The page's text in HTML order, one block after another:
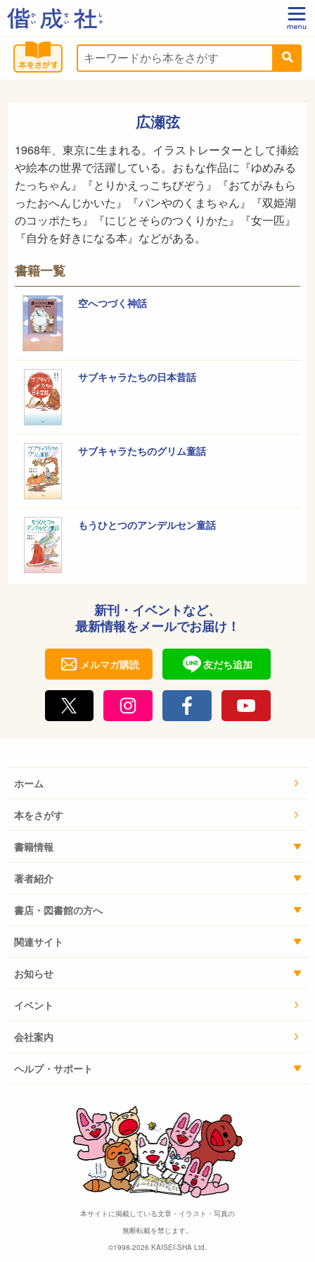
広瀬弦
1968年、東京に生まれる。イラストレーターとして挿絵
や絵本の世界で活躍している。おもな作品に『ゆめみる
たっちゃん』『とりかえっこちびぞう』『おてがみもら
ったおへんじかいた』『パンやのくまちゃん』『双姫湖
のコッポたち』『にじとそらのつくりかた』『女一匹』
『自分を好きになる本』などがある。
書籍一覧
空へつづく神話
サブキャラたちの日本昔話
サブキャラたちのグリム童話
もうひとつのアンデルセン童話
新刊・イベントなど、
最新情報をメールでお届け！
メルマガ購読 友だち追加
ホーム
本をさがす
書籍情報
著者紹介
書店・図書館の方へ
関連サイト
お知らせ
イベント
会社案内
ヘルプ・サポート
本サイトに掲載している文章・イラスト・写真の
無断転載を禁じます。
©1998-2026 KAISEI-SHA Ltd.